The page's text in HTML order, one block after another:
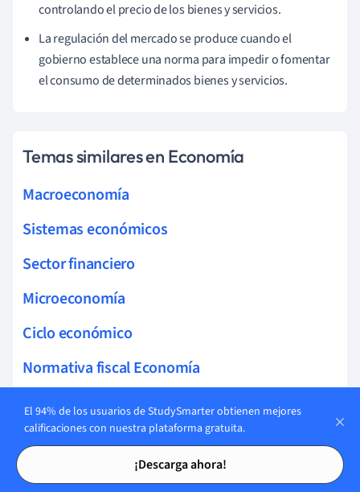
Tarjetas de estudio
Tarjetas de estudio
controlando el precio de los bienes y servicios.
La regulación del mercado se produce cuando el
gobierno establece una norma para impedir o fomentar
el consumo de determinados bienes y servicios.
Temas similares en Economía
Macroeconomía
Sistemas económicos
Sector financiero
Microeconomía
Ciclo económico
Normativa fiscal Economía
Temas relacionados Microeconomía
Elasticidad ingreso de la demanda
El 94% de los usuarios de StudySmarter obtienen mejores
calificaciones con nuestra plataforma gratuita.
¡Descarga ahora!